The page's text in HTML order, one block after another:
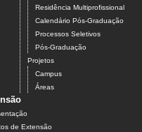
Residência Multiprofissional
Calendário Pós-Graduação
Processos Seletivos
Pós-Graduação
Projetos
Campus
Áreas
de Extensão